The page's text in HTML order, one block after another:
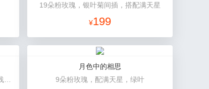
19朵粉玫瑰，银叶菊间插，搭配满天星
¥199
月色中的相思
9朵粉玫瑰，配满天星，绿叶